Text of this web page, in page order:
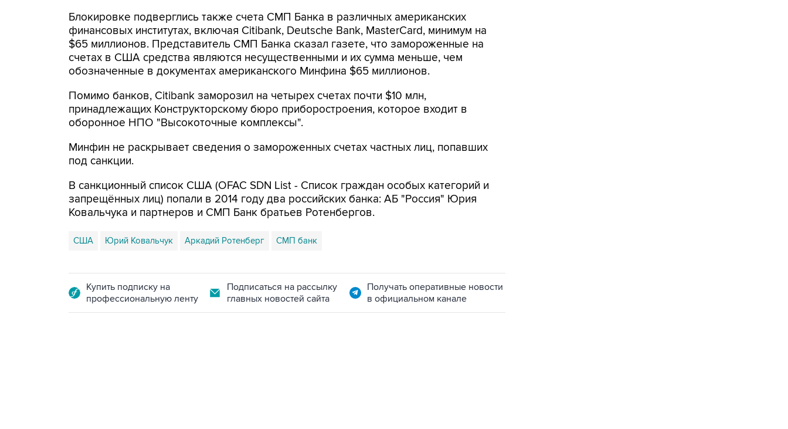
Блокировке подверглись также счета СМП Банка в различных американских
финансовых институтах, включая Citibank, Deutsche Bank, MasterCard, минимум на
$65 миллионов. Представитель СМП Банка сказал газете, что замороженные на
счетах в США средства являются несущественными и их сумма меньше, чем
обозначенные в документах американского Минфина $65 миллионов.
Помимо банков, Citibank заморозил на четырех счетах почти $10 млн,
принадлежащих Конструкторскому бюро приборостроения, которое входит в
оборонное НПО "Высокоточные комплексы".
Минфин не раскрывает сведения о замороженных счетах частных лиц, попавших
под санкции.
В санкционный список США (OFAC SDN List - Список граждан особых категорий и
запрещённых лиц) попали в 2014 году два российских банка: АБ "Россия" Юрия
Ковальчука и партнеров и СМП Банк братьев Ротенбергов.
США Юрий Ковальчук Аркадий Ротенберг СМП банк
Купить подписку на
профессиональную ленту
Подписаться на рассылку
главных новостей сайта
Получать оперативные новости
в официальном канале